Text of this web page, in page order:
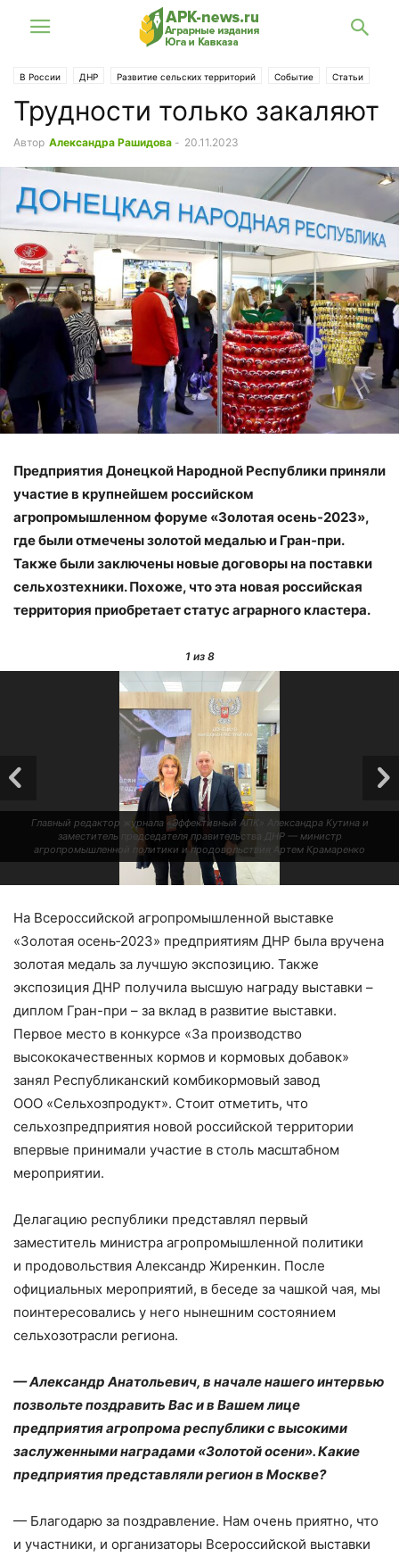
В России ДНР Развитие сельских территорий Событие Статьи
Трудности только закаляют
Автор Александра Рашидова - 20.11.2023
Предприятия Донецкой Народной Республики приняли
участие в крупнейшем российском
агропромышленном форуме «Золотая осень‑2023»,
где были отмечены золотой медалью и Гран‑при.
Также были заключены новые договоры на поставки
сельхозтехники. Похоже, что эта новая российская
территория приобретает статус аграрного кластера.
1из 8
Главный редактор журнала «Эффективный АПК» Александра Кутина и
заместитель председателя правительства ДНР — ​министр
агропромышленной политики и продовольствия Артем Крамаренко
Делегация ДНР на выставке «Золотая осень — 2023»
На Всероссийской агропромышленной выставке
«Золотая осень‑2023» предприятиям ДНР была вручена
золотая медаль за лучшую экспозицию. Также
экспозиция ДНР получила высшую награду выставки – ​
диплом Гран-при – ​за вклад в развитие выставки.
Первое место в конкурсе «За производство
высококачественных кормов и кормовых добавок»
занял Республиканский комбикормовый завод
ООО «Сельхозпродукт». Стоит отметить, что
сельхозпредприятия новой российской территории
впервые принимали участие в столь масштабном
мероприятии.
Делагацию республики представлял первый
заместитель министра агропромышленной политики
и продовольствия Александр Жиренкин. После
официальных мероприятий, в беседе за чашкой чая, мы
поинтересовались у него нынешним состоянием
сельхозотрасли региона.
— Александр Анатольевич, в начале нашего интервью
позвольте поздравить Вас и в Вашем лице
предприятия агропрома республики с высокими
заслуженными наградами «Золотой осени». Какие
предприятия представляли регион в Москве?
— Благодарю за поздравление. Нам очень приятно, что
и участники, и организаторы Всероссийской выставки